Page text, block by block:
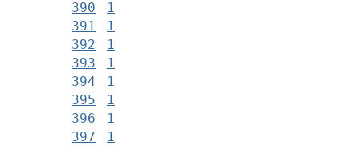
390
1
391
1
392
1
393
1
394
1
395
1
396
1
397
1